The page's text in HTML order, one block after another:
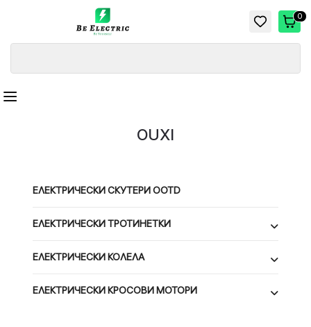
0
OUXI
ЕЛЕКТРИЧЕСКИ СКУТЕРИ OOTD
ЕЛЕКТРИЧЕСКИ ТРОТИНЕТКИ
ЕЛЕКТРИЧЕСКИ КОЛЕЛА
ЕЛЕКТРИЧЕСКИ КРОСОВИ МОТОРИ